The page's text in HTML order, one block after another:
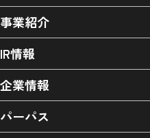
事業紹介
IR情報
企業情報
パーパス